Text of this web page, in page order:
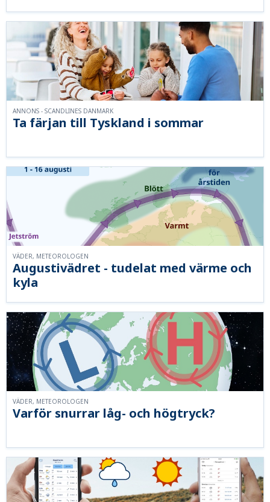
Ta färjan till Tyskland i sommar
ANNONS - SCANDLINES DANMARK
Augustivädret - tudelat med värme och
kyla
VÄDER, METEOROLOGEN
Varför snurrar låg- och högtryck?
VÄDER, METEOROLOGEN